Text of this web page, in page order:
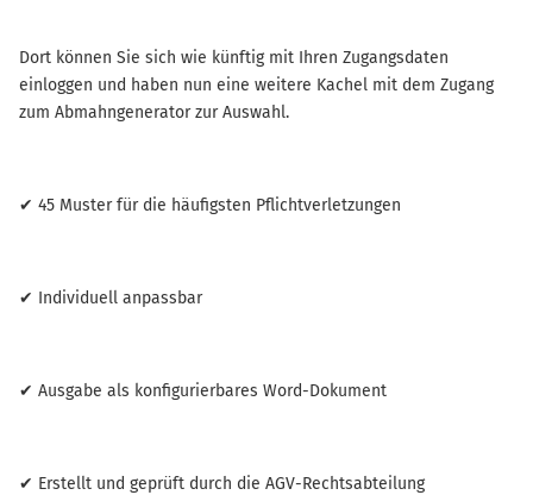
Dort können Sie sich wie künftig mit Ihren Zugangsdaten
einloggen und haben nun eine weitere Kachel mit dem Zugang
zum Abmahngenerator zur Auswahl.
✔ 45 Muster für die häufigsten Pflichtverletzungen
✔ Individuell anpassbar
✔ Ausgabe als konfigurierbares Word-Dokument
✔ Erstellt und geprüft durch die AGV-Rechtsabteilung